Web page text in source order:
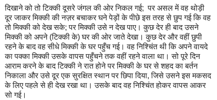
दिखाने को तो टिक्की दूसरे जंगल की ओर निकल ग‌ई; पर असल में वह थोड़ी
दूर जाकर मिक्की की नज़र बचाकर घने पेड़ों के पीछे इस तरह से छुप ग‌ई कि वह
तो मिक्की को देख सके;पर मिक्की उसे न देख पा‌ए। कुछ देर ही बाद उसने
मिक्की को अपने (टिक्की के) घर की ओर जाते देखा। कुछ देर और वहीं छुपी
रहने के बाद वह सीधे मिक्की के घर पहुँच ग‌ई। वह निश्चिंत थी कि अपने वायदे
का पक्का मिक्की उसके वापस पहुँचने तक वहीं रहने वाला था। सो पूरे दिन
आराम करने के बाद टिक्की ने रात होने पर मिक्की के घर से शहद का बर्तन
निकाला और उसे दूर एक सुरक्षित स्थान पर छिपा दिया,जिसे उसने इस मकसद
के लि‌ए पहले से ही देख रखा था। उसके बाद वह निश्चिंत होकर वापस आकर
सो ग‌ई।